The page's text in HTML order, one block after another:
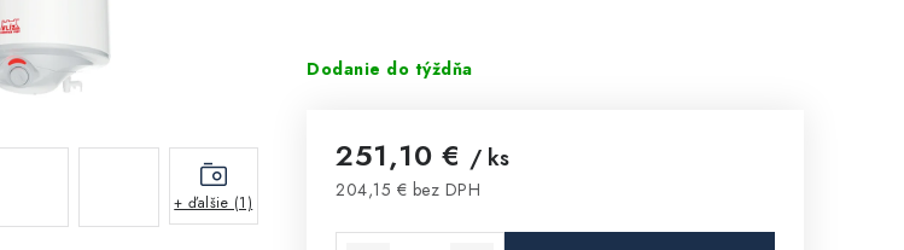
Dodanie do týždňa
251,10 € / ks
204,15 € bez DPH
+ ďalšie (1)